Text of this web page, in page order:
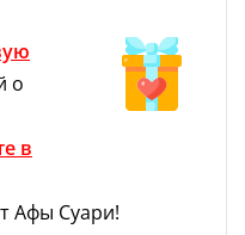
о
в
Афы Суари!